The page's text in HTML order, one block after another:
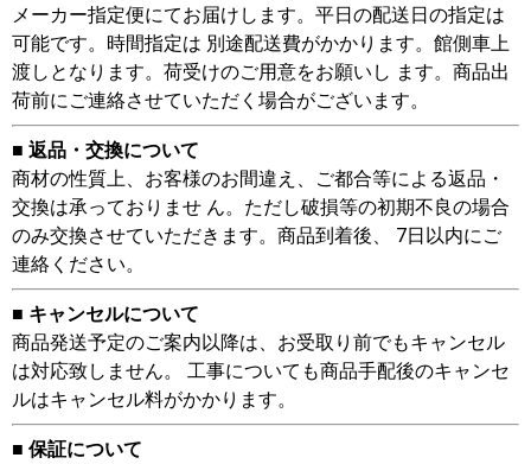
メーカー指定便にてお届けします。平日の配送日の指定は
可能です。時間指定は 別途配送費がかかります。館側車上
渡しとなります。荷受けのご用意をお願いし ます。商品出
荷前にご連絡させていただく場合がございます。
■ 返品・交換について
商材の性質上、お客様のお間違え、ご都合等による返品・
交換は承っておりませ ん。ただし破損等の初期不良の場合
のみ交換させていただきます。商品到着後、 7日以内にご
連絡ください。
■ キャンセルについて
商品発送予定のご案内以降は、お受取り前でもキャンセル
は対応致しません。 工事についても商品手配後のキャンセ
ルはキャンセル料がかかります。
■ 保証について